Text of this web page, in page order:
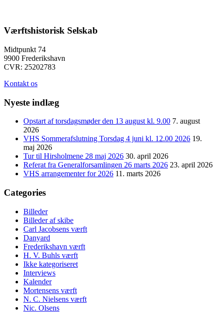
Værftshistorisk Selskab
Midtpunkt 74
9900 Frederikshavn
CVR: 25202783
Kontakt os
Nyeste indlæg
Opstart af torsdagsmøder den 13 august kl. 9.00 7. august
2026
VHS Sommerafslutning Torsdag 4 juni kl. 12.00 2026 19.
maj 2026
Tur til Hirsholmene 28 maj 2026 30. april 2026
Referat fra Generalforsamlingen 26 marts 2026 23. april 2026
VHS arrangementer for 2026 11. marts 2026
Categories
Billeder
Billeder af skibe
Carl Jacobsens værft
Danyard
Frederikshavn værft
H. V. Buhls værft
Ikke kategoriseret
Interviews
Kalender
Mortensens værft
N. C. Nielsens værft
Nic. Olsens